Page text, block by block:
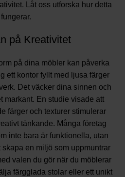
Låt oss utforska hur detta
fungerar.
på Kreativitet
på dina möbler kan påverka
ett kontor fyllt med ljusa färger
Det väcker dina sinnen och
markant. En studie visade att
färger och texturer stimulerar
tänkande. Många företag
inte bara är funktionella, utan
en miljö som uppmuntrar
valen du gör när du möblerar
färgglada stolar eller ett unikt